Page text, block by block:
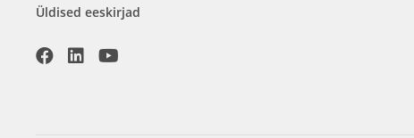
Üldised eeskirjad